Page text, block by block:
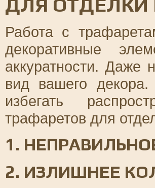
ДЛЯ ОТДЕЛКИ
Работа с
декоративные
аккуратности. Даже
вид вашего
избегать
трафаретов для
1.
2. ИЗЛИШНЕЕ